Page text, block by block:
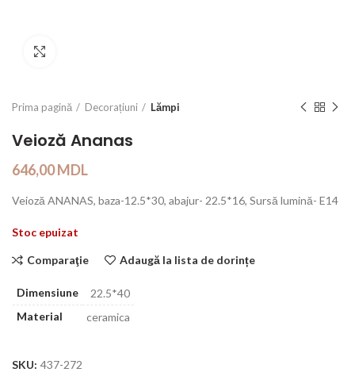
Prima pagină Decorațiuni Lămpi
Veioză Ananas
646,00MDL
Veioză ANANAS, baza-12.5*30, abajur- 22.5*16, Sursă lumină- E14
Stoc epuizat
Comparaţie Adaugă la lista de dorințe
Dimensiune
22.5*40
Material
ceramica
SKU: 437-272